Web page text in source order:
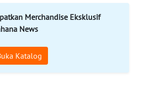
Merchandise Eksklusif
News
Katalog